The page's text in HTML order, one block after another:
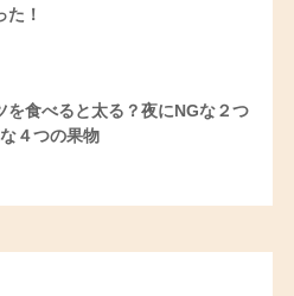
た！
を食べると太る？夜にNGな２つ
４つの果物